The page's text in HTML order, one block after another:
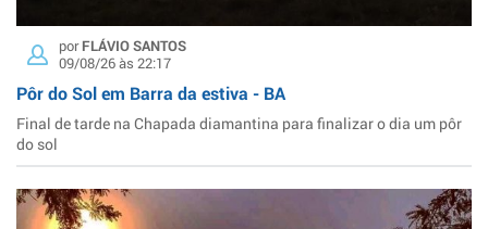
porFLÁVIO SANTOS
09/08/26 às 22:17
Pôr do Sol em Barra da estiva - BA
Final de tarde na Chapada diamantina para finalizar o dia um pôr
do sol